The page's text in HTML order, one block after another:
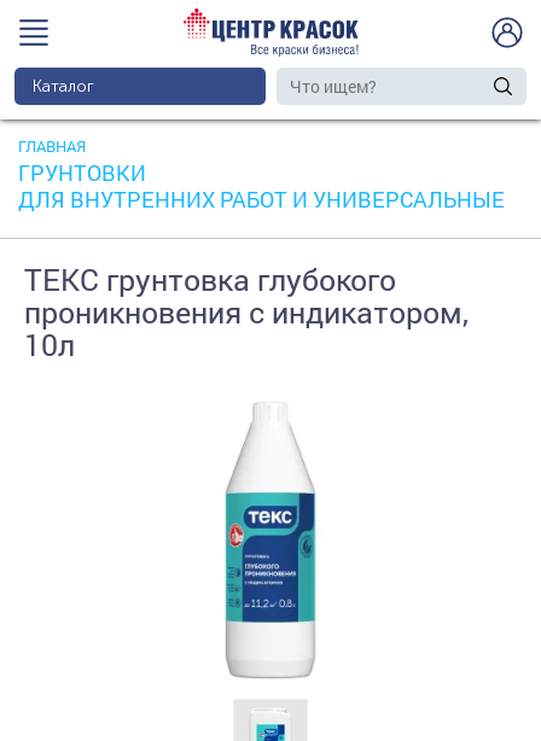
Каталог
ГЛАВНАЯ
ГРУНТОВКИ
ДЛЯ ВНУТРЕННИХ РАБОТ И УНИВЕРСАЛЬНЫЕ
ТЕКС грунтовка глубокого
проникновения с индикатором,
10л